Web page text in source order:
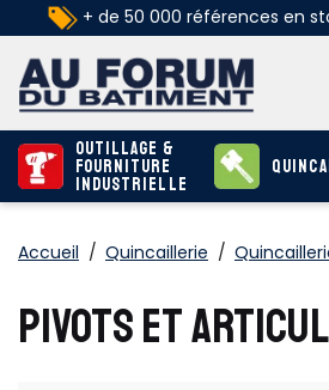
+ de 50 000 références en
Outillage &
Fourniture
industrielle
Accueil / Quincaillerie /
PIVOTS ET